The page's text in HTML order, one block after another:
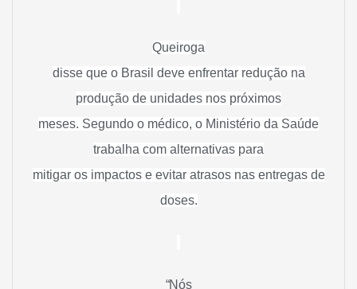
Queiroga
disse que o Brasil deve enfrentar redução na
produção de unidades nos próximos
meses. Segundo o médico, o Ministério da Saúde
trabalha com alternativas para
mitigar os impactos e evitar atrasos nas entregas de
doses.
“Nós